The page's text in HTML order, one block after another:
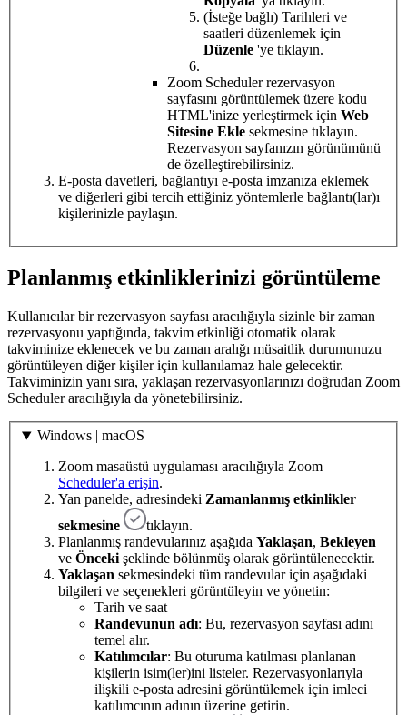
(İsteğe bağlı) Tarihleri ve
saatleri düzenlemek için
Düzenle 'ye tıklayın.
Zoom Scheduler rezervasyon
sayfasını görüntülemek üzere kodu
HTML'inize yerleştirmek için Web
Sitesine Ekle sekmesine tıklayın.
Rezervasyon sayfanızın görünümünü
de özelleştirebilirsiniz.
E-posta davetleri, bağlantıyı e-posta imzanıza eklemek
ve diğerleri gibi tercih ettiğiniz yöntemlerle bağlantı(lar)ı
kişilerinizle paylaşın.
Planlanmış etkinliklerinizi görüntüleme
Kullanıcılar bir rezervasyon sayfası aracılığıyla sizinle bir zaman
rezervasyonu yaptığında, takvim etkinliği otomatik olarak
takviminize eklenecek ve bu zaman aralığı müsaitlik durumunuzu
görüntüleyen diğer kişiler için kullanılamaz hale gelecektir.
Takviminizin yanı sıra, yaklaşan rezervasyonlarınızı doğrudan Zoom
Scheduler aracılığıyla da yönetebilirsiniz.
Windows | macOS
Zoom masaüstü uygulaması aracılığıyla Zoom
Scheduler'a erişin.
Yan panelde, adresindeki Zamanlanmış etkinlikler
sekmesine
tıklayın.
Planlanmış randevularınız aşağıda Yaklaşan, Bekleyen
ve Önceki şeklinde bölünmüş olarak görüntülenecektir.
Yaklaşan sekmesindeki tüm randevular için aşağıdaki
bilgileri ve seçenekleri görüntüleyin ve yönetin:
Tarih ve saat
Randevunun adı: Bu, rezervasyon sayfası adını
temel alır.
Katılımcılar: Bu oturuma katılması planlanan
kişilerin isim(ler)ini listeler. Rezervasyonlarıyla
ilişkili e-posta adresini görüntülemek için imleci
katılımcının adının üzerine getirin.